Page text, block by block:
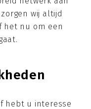
wij altijd
het nu om een
hebt u interesse